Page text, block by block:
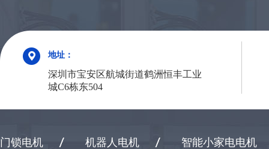
地址：
深圳市宝安区航城街道鹤洲恒丰工业
城C6栋东504
门锁电机 机器人电机 智能小家电电机